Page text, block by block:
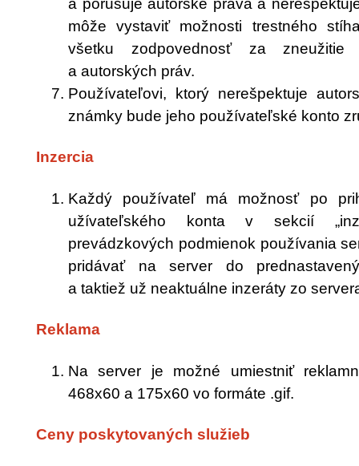
môže vystaviť možnosti trestného
všetku zodpovednosť za zneužitie
a autorských práv.
Používateľovi, ktorý nerešpektuje
známky bude jeho používateľské konto
Inzercia
Každý používateľ má možnosť po
užívateľského konta v sekcií
prevádzkových podmienok používania
pridávať na server do
a taktiež už neaktuálne inzeráty zo
Reklama
Na server je možné umiestniť
468x60 a 175x60 vo formáte .gif.
Ceny poskytovaných služieb